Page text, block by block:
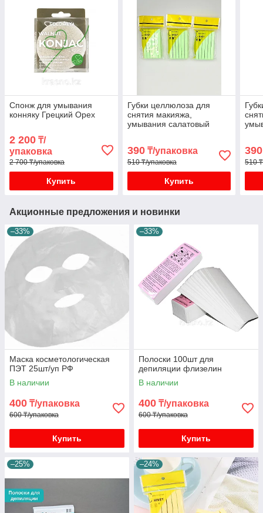
Спонж для умывания
конняку Грецкий Орех
2 200 ₸/
упаковка
2 700 ₸/упаковка
Купить
Губки целлюлоза для
снятия макияжа,
умывания салатовый
390₸/упаковка
510 ₸/упаковка
Купить
390
510
Акционные предложения и новинки
–33%
Маска косметологическая
ПЭТ 25шт/уп РФ
В наличии
400 ₸/упаковка
600 ₸/упаковка
Купить
–33%
Полоски 100шт для
депиляции флизелин
В наличии
400 ₸/упаковка
600 ₸/упаковка
Купить
–25% –24%